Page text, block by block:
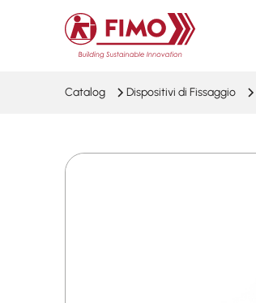
Torna alla pagina iniziale
Catalog Dispositivi di Fissaggio